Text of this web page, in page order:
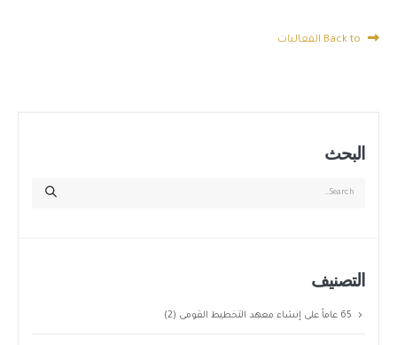
البحث
التصنيف
65 عاماً على إنشاء معهد التخطيط القومى (2)